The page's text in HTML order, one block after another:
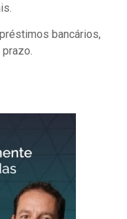
bancários,